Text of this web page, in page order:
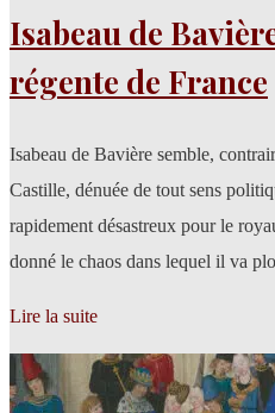
Isabeau de
régente de France
Isabeau de Bavière semble,
Castille, dénuée de tout sens
rapidement désastreux pour le
donné le chaos dans lequel il va
Lire la suite